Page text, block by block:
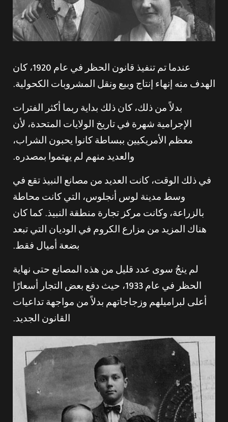
عندما تم تنفيذ قانون الحظر في عام 1920، كان
الهدف منه إنهاء إنتاج وبيع ونقل المشروبات الكحولية.
بدلاً من ذلك، كان ذلك بداية ربما أكثر الفترات
الإجرامية شهرة في تاريخ الولايات المتحدة، لأن
معظم الأمريكيين ببساطة كانوا يحبون الشراب،
والعديد منهم لم يهتموا بمصدره.
في ذلك الوقت، كانت العديد من مصانع النبيذ تقع في
وسط مدينة لوس أنجلوس، التي كانت محاطة
بالزراعة، وكانت مركز تجارة منطقة النبيذ. كما كان
هناك المزيد من مزارع الكروم في الوديان التي تبعد
بضعة أميال فقط.
لم ينجُ سوى عدد قليل من هذه المصانع حتى نهاية
الحظر في عام 1933، حيث دفع بعض التجار أسعارًا
أعلى لبراميلهم وزجاجاتهم بدلاً من مواجهة تداعيات
القانون الجديد.